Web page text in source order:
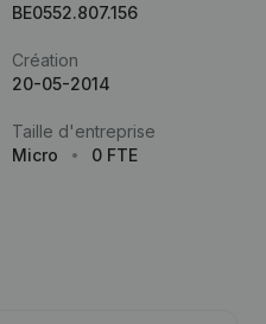
BE0552.807.156
Création
20-05-2014
Taille d'entreprise
Micro
0 FTE